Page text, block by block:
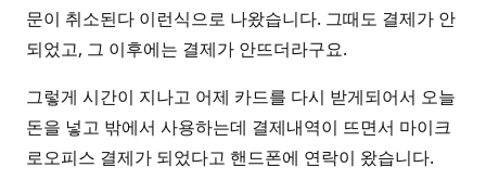
문이 취소된다 이런식으로 나왔습니다. 그때도 결제가 안
되었고, 그 이후에는 결제가 안뜨더라구요.
그렇게 시간이 지나고 어제 카드를 다시 받게되어서 오늘
돈을 넣고 밖에서 사용하는데 결제내역이 뜨면서 마이크
로오피스 결제가 되었다고 핸드폰에 연락이 왔습니다.